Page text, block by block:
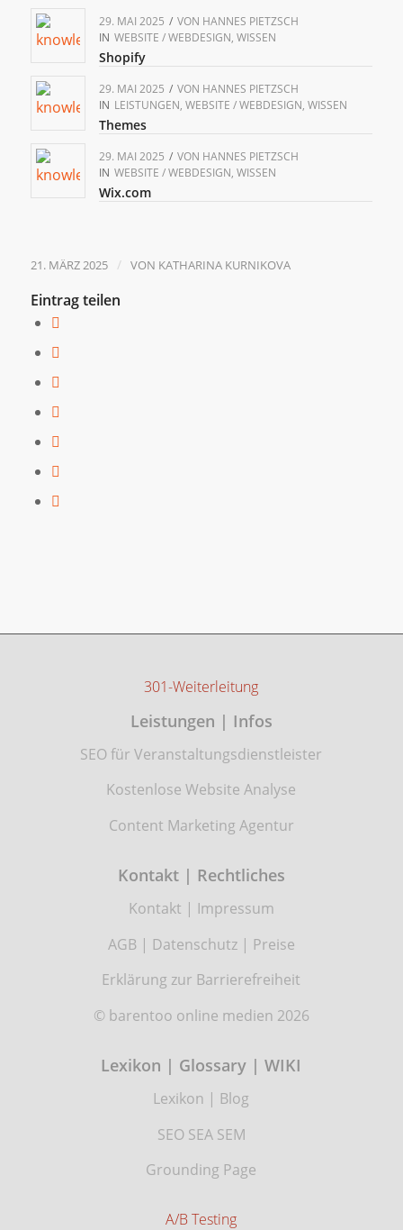
29. MAI 2025 / VON HANNES PIETZSCH
IN WEBSITE / WEBDESIGN, WISSEN
Shopify
29. MAI 2025 / VON HANNES PIETZSCH
IN LEISTUNGEN, WEBSITE / WEBDESIGN, WISSEN
Themes
29. MAI 2025 / VON HANNES PIETZSCH
IN WEBSITE / WEBDESIGN, WISSEN
Wix.com
21. MÄRZ 2025 / VON KATHARINA KURNIKOVA
Eintrag teilen
301-Weiterleitung
Leistungen | Infos
SEO für Veranstaltungsdienstleister
Kostenlose Website Analyse
Content Marketing Agentur
Kontakt | Rechtliches
Kontakt | Impressum
AGB| Datenschutz| Preise
Erklärung zur Barrierefreiheit
© barentoo online medien 2026
Lexikon | Glossary | WIKI
Lexikon | Blog
SEO SEA SEM
Grounding Page
A/B Testing